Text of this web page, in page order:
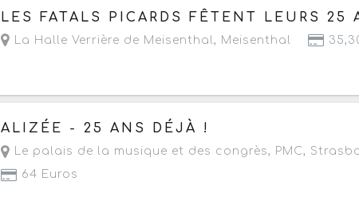
Le samedi 26 septembre 2026 à partir de 20h
LES FATALS PICARDS FÊTENT LEURS 25
La Halle Verrière de Meisenthal, Meisenthal
Le samedi 26 septembre 2026 à partir de 20h
ALIZÉE - 25 ANS DÉJÀ !
Le palais de la musique et des congrès, PMC,
64 Euros